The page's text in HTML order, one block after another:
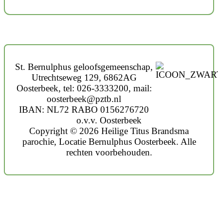
St. Bernulphus geloofsgemeenschap,
Utrechtseweg 129, 6862AG
Oosterbeek, tel: 026-3333200, mail:
oosterbeek@pztb.nl
IBAN: NL72 RABO 0156276720
o.v.v. Oosterbeek
Copyright © 2026 Heilige Titus Brandsma
parochie, Locatie Bernulphus Oosterbeek. Alle
rechten voorbehouden.